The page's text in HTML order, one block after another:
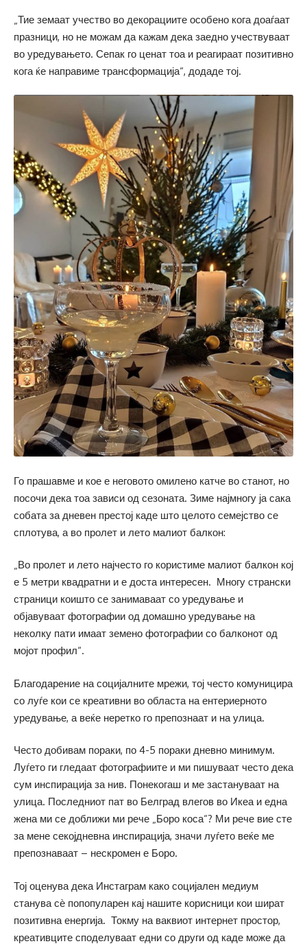
„Тие земаат учество во декорациите особено кога доаѓаат
празници, но не можам да кажам дека заедно учествуваат
во уредувањето. Сепак го ценат тоа и реагираат позитивно
кога ќе направиме трансформација“, додаде тој.
Го прашавме и кое е неговото омилено катче во станот, но
посочи дека тоа зависи од сезоната. Зиме најмногу ја сака
собата за дневен престој каде што целото семејство се
сплотува, а во пролет и лето малиот балкон:
„Во пролет и лето најчесто го користиме малиот балкон кој
е 5 метри квадратни и е доста интересен. Многу странски
страници коишто се занимаваат со уредување и
објавуваат фотографии од домашно уредување на
неколку пати имаат земено фотографии со балконот од
мојот профил“.
Благодарение на социјалните мрежи, тој често комуницира
со луѓе кои се креативни во областа на ентериерното
уредување, а веќе неретко го препознаат и на улица.
Често добивам пораки, по 4-5 пораки дневно минимум.
Луѓето ги гледаат фотографиите и ми пишуваат често дека
сум инспирација за нив. Понекогаш и ме застануваат на
улица. Последниот пат во Белград влегов во Икеа и една
жена ми се доближи ми рече „Боро коса“? Ми рече вие сте
за мене секојдневна инспирација, значи луѓето веќе ме
препознаваат – нескромен е Боро.
Тој оценува дека Инстаграм како социјален медиум
станува сѐ попопуларен кај нашите корисници кои шират
позитивна енергија. Токму на ваквиот интернет простор,
креативците споделуваат едни со други од каде може да